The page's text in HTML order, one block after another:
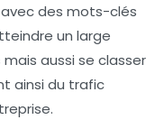
des mots-clés
un large
aussi se classer
ainsi du trafic